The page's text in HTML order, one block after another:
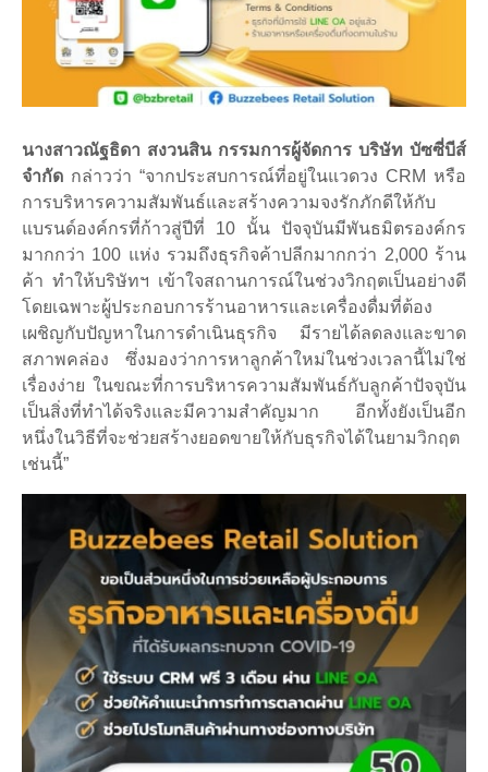
นางสาวณัฐธิดา สงวนสิน กรรมการผู้จัดการ บริษัท บัซซี่บีส์
จำกัด กล่าวว่า “จากประสบการณ์ที่อยู่ในแวดวง CRM หรือ
การบริหารความสัมพันธ์และสร้างความจงรักภักดีให้กับ
แบรนด์องค์กรที่ก้าวสู่ปีที่ 10 นั้น ปัจจุบันมีพันธมิตรองค์กร
มากกว่า 100 แห่ง รวมถึงธุรกิจค้าปลีกมากกว่า 2,000 ร้าน
ค้า ทำให้บริษัทฯ เข้าใจสถานการณ์ในช่วงวิกฤตเป็นอย่างดี
โดยเฉพาะผู้ประกอบการร้านอาหารและเครื่องดื่มที่ต้อง
เผชิญกับปัญหาในการดำเนินธุรกิจ มีรายได้ลดลงและขาด
สภาพคล่อง ซึ่งมองว่าการหาลูกค้าใหม่ในช่วงเวลานี้ไม่ใช่
เรื่องง่าย ในขณะที่การบริหารความสัมพันธ์กับลูกค้าปัจจุบัน
เป็นสิ่งที่ทำได้จริงและมีความสำคัญมาก อีกทั้งยังเป็นอีก
หนึ่งในวิธีที่จะช่วยสร้างยอดขายให้กับธุรกิจได้ในยามวิกฤต
เช่นนี้”